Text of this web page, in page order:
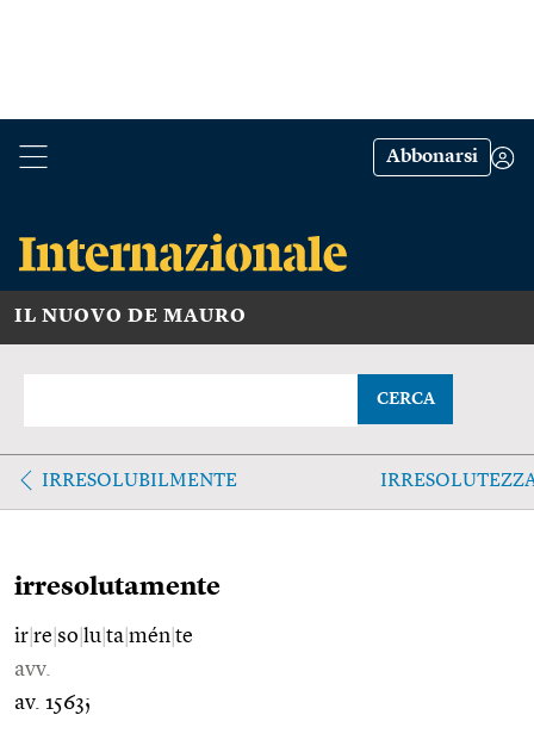
Abbonarsi
IL NUOVO DE MAURO
CERCA
IRRESOLUBILMENTE
irresolutamente
ir re so lu ta mén te
avv.
av. 1563;